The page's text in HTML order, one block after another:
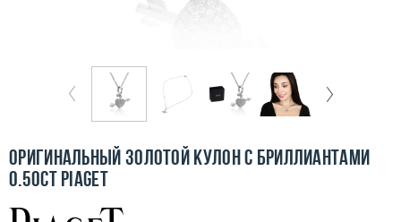
Бесплатная доставка
О компании
Контакты
Оригинальный золотой кулон с бриллиантами
0.50ct Piaget